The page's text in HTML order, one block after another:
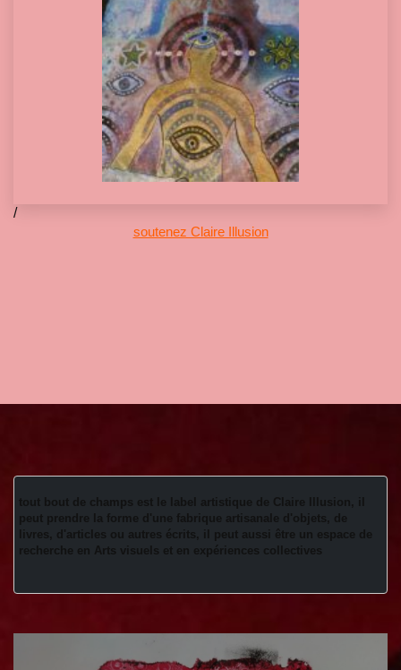
/
soutenez Claire Illusion
tout bout de champs est le label artistique de Claire Illusion, il
peut prendre la forme d'une fabrique artisanale d'objets, de
livres, d'articles ou autres écrits, il peut aussi être un espace de
recherche en Arts visuels et en expériences collectives